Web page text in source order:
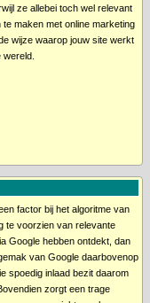
ze allebei toch wel relevant
maken met online marketing
wijze waarop jouw site werkt
plus op welke manier ze werkelijk opereren in de echte wereld.
factor bij het algoritme van
te voorzien van relevante
Google hebben ontdekt, dan
van Google daarbovenop
spoedig inlaad bezit daarom
zorgt een trage